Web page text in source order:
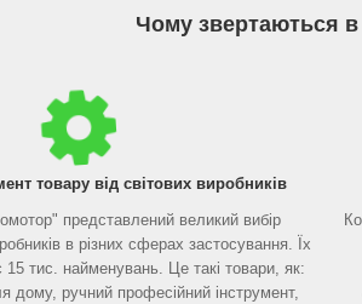
Чому звертаються
товару від світових виробників
представлений великий вибір
в різних сферах застосування. Їх
15 тис. найменувань. Це такі товари, як:
дому, ручний професійний інструмент,